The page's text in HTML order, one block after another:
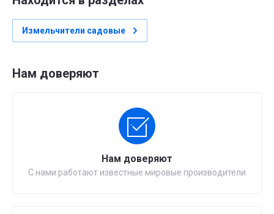
Измельчители садовые
Нам доверяют
Нам доверяют
С нами работают известные мировые производители